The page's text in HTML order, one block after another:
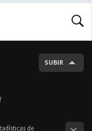
SUBIR
de